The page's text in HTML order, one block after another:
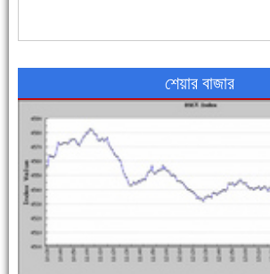
এক সপ্তাহে শনাক্ত বেড়েছে ৫৫%, মৃত্যু ৪৬%
শেয়ার বাজার